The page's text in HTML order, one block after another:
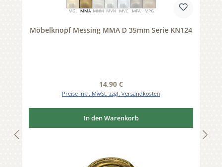
Möbelknopf Messing MMA D 35mm Serie KN124
Regulärer Preis:
14,90 €
Preise inkl. MwSt. zzgl. Versandkosten
In den Warenkorb